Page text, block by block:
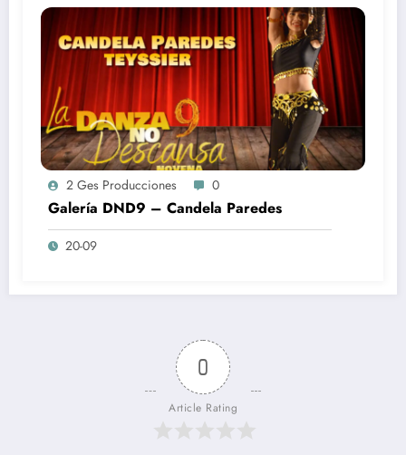
2 Ges Producciones 0
Galería DND9 – Candela Paredes
20-09
0
Article Rating